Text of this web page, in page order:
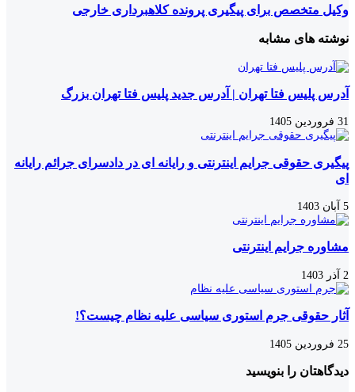
وکیل متخصص برای پیگیری پرونده کلاهبرداری خارجی
نوشته های مشابه
آدرس پلیس فتا تهران | آدرس جدید پلیس فتا تهران بزرگ
31 فروردین 1405
پیگیری حقوقی جرایم اینترنتی و رایانه ای در دادسرای جرائم رایانه
ای
5 آبان 1403
مشاوره جرایم اینترنتی
2 آذر 1403
آثار حقوقی جرم استوری سیاسی علیه نظام چیست؟!
25 فروردین 1405
دیدگاهتان را بنویسید